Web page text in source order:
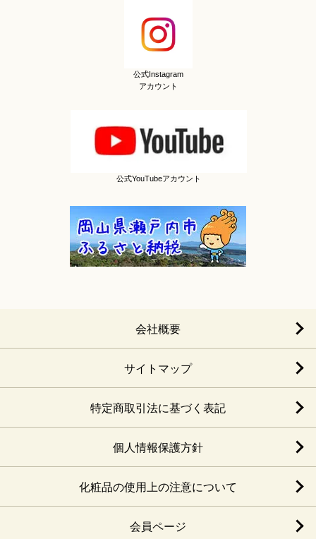
公式Instagram
アカウント
公式YouTubeアカウント
会社概要
サイトマップ
特定商取引法に基づく表記
個人情報保護方針
化粧品の使用上の注意について
会員ページ